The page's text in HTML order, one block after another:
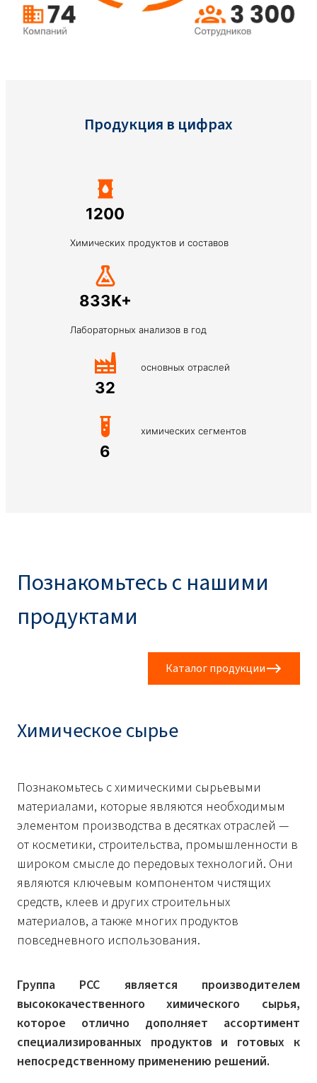
Продукция в цифрах
1200
Химических продуктов и составов
833K+
Лабораторных анализов в год
32
основных отраслей
6
химических сегментов
Познакомьтесь с нашими
продуктами
Каталог продукции
Химическое сырье
Познакомьтесь с химическими сырьевыми
материалами, которые являются необходимым
элементом производства в десятках отраслей —
от косметики, строительства, промышленности в
широком смысле до передовых технологий. Они
являются ключевым компонентом чистящих
средств, клеев и других строительных
материалов, а также многих продуктов
повседневного использования.
Группа PCC является производителем
высококачественного химического сырья,
которое отлично дополняет ассортимент
специализированных продуктов и готовых к
непосредственному применению решений.